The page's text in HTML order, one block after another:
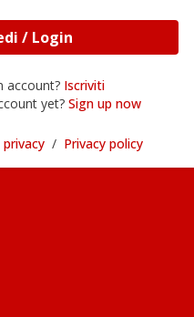
Accedi / Login
account? Iscriviti
yet? Sign up now
/ Privacy policy